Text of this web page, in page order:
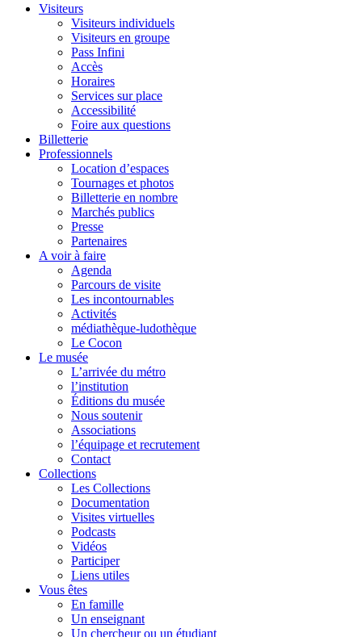
Visiteurs
Visiteurs individuels
Visiteurs en groupe
Pass Infini
Accès
Horaires
Services sur place
Accessibilité
Foire aux questions
Billetterie
Professionnels
Location d’espaces
Tournages et photos
Billetterie en nombre
Marchés publics
Presse
Partenaires
A voir à faire
Agenda
Parcours de visite
Les incontournables
Activités
médiathèque-ludothèque
Le Cocon
Le musée
L’arrivée du métro
l’institution
Éditions du musée
Nous soutenir
Associations
l’équipage et recrutement
Contact
Collections
Les Collections
Documentation
Visites virtuelles
Podcasts
Vidéos
Participer
Liens utiles
Vous êtes
En famille
Un enseignant
Un chercheur ou un étudiant